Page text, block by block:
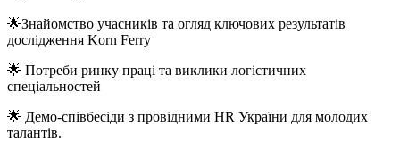
🌟Знайомство учасників та огляд ключових результатів
дослідження Korn Ferry
🌟 Потреби ринку праці та виклики логістичних
спеціальностей
🌟 Демо-співбесіди з провідними HR України для молодих
талантів.